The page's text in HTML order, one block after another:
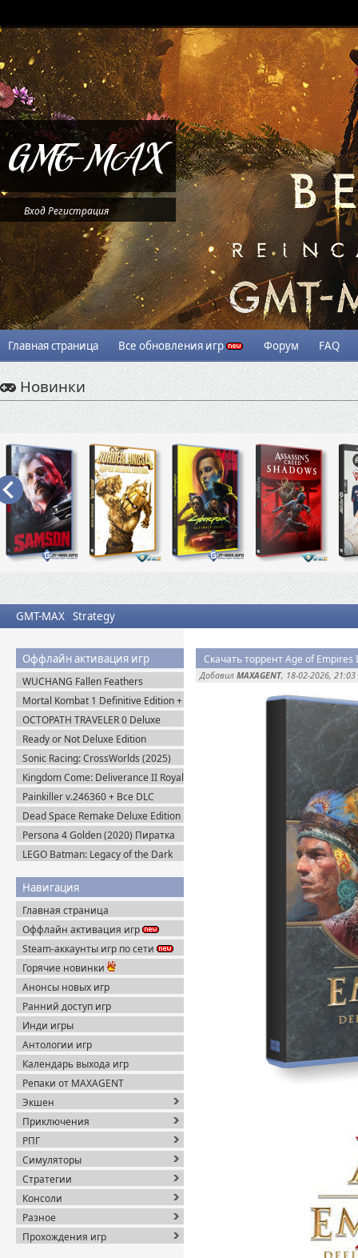
ВходРегистрация
Главная страница Все обновления игр Форум FAQ
Новинки
GMT-MAX Strategy
Оффлайн активация игр
WUCHANG Fallen Feathers
v.179951 + Все DLC (2025)
Пиратка
Mortal Kombat 1 Definitive Edition +
Все DLC (2023) Steam-Rip
OCTOPATH TRAVELER 0 Deluxe
Edition v.1.0.8 (2025) Portable
Ready or Not Deluxe Edition
v.117216 + Все DLC (2023)
Пиратка
Sonic Racing: CrossWorlds (2025)
Steam-Rip
Kingdom Come: Deliverance II Royal
Edition v.1.5.6 + Все DLC (2025)
Пиратка
Painkiller v.246360 + Все DLC
(2025) Portable
Dead Space Remake Deluxe Edition
(2023) Пиратка
Persona 4 Golden (2020) Пиратка
LEGO Batman: Legacy of the Dark
Тёмного Рыцаря (2026) Portable
Навигация
Главная страница
Оффлайн активация игр
Steam-аккаунты игр по сети
Горячие новинки
Анонсы новых игр
Ранний доступ игр
Инди игры
Антологии игр
Календарь выхода игр
Репаки от MAXAGENT
Экшен
Приключения
РПГ
Симуляторы
Стратегии
Консоли
Разное
Прохождения игр
Скачать торрент Age of Empires
Добавил MAXAGENT, 18-02-2026, 21:03